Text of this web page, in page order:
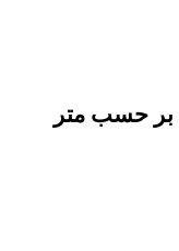
بر حسب متر